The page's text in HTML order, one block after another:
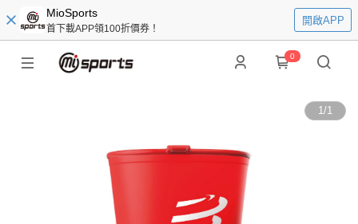
MioSports
首下載APP領100折價券！
開啟APP
0
1/1